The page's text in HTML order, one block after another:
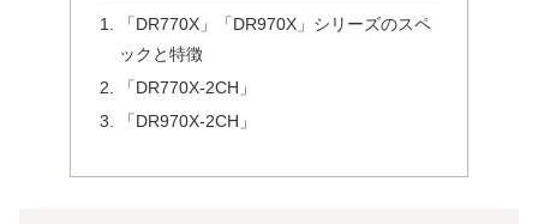
「DR770X」「DR970X」シリーズのスペ
ックと特徴
「DR770X-2CH」
「DR970X-2CH」